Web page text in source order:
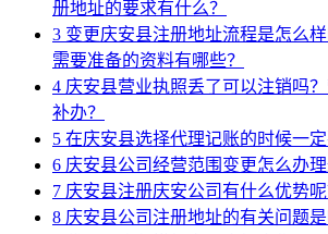
册地址的要求有什么？
3 变更庆安县注册地址流程是怎么
需要准备的资料有哪些？
4 庆安县营业执照丢了可以注销吗
补办？
5 在庆安县选择代理记账的时候一定
6 庆安县公司经营范围变更怎么办理
7 庆安县注册庆安公司有什么优势呢
8 庆安县公司注册地址的有关问题是